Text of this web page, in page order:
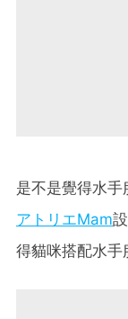
是不是覺得水手
アトリエMam
得貓咪搭配水手